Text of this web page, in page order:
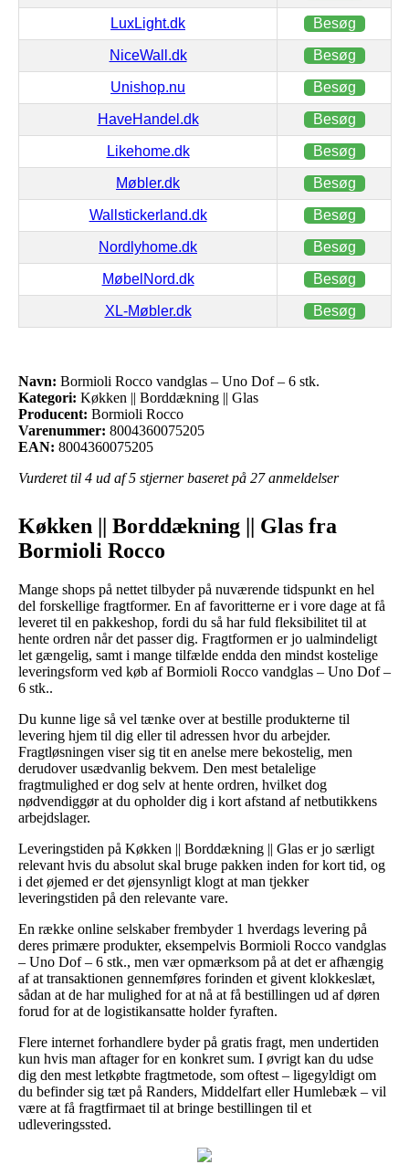
LuxLight.dk Besøg
NiceWall.dk Besøg
Unishop.nu Besøg
HaveHandel.dk Besøg
Likehome.dk Besøg
Møbler.dk Besøg
Wallstickerland.dk Besøg
Nordlyhome.dk Besøg
MøbelNord.dk Besøg
XL-Møbler.dk Besøg
Navn: Bormioli Rocco vandglas – Uno Dof – 6 stk.
Kategori: Køkken || Borddækning || Glas
Producent: Bormioli Rocco
Varenummer: 8004360075205
EAN: 8004360075205
Vurderet til 4 ud af 5 stjerner baseret på 27anmeldelser
Køkken || Borddækning || Glas fra
Bormioli Rocco
Mange shops på nettet tilbyder på nuværende tidspunkt en hel
del forskellige fragtformer. En af favoritterne er i vore dage at få
leveret til en pakkeshop, fordi du så har fuld fleksibilitet til at
hente ordren når det passer dig. Fragtformen er jo ualmindeligt
let gængelig, samt i mange tilfælde endda den mindst kostelige
leveringsform ved køb af Bormioli Rocco vandglas – Uno Dof –
6 stk..
Du kunne lige så vel tænke over at bestille produkterne til
levering hjem til dig eller til adressen hvor du arbejder.
Fragtløsningen viser sig tit en anelse mere bekostelig, men
derudover usædvanlig bekvem. Den mest betalelige
fragtmulighed er dog selv at hente ordren, hvilket dog
nødvendiggør at du opholder dig i kort afstand af netbutikkens
arbejdslager.
Leveringstiden på Køkken || Borddækning || Glas er jo særligt
relevant hvis du absolut skal bruge pakken inden for kort tid, og
i det øjemed er det øjensynligt klogt at man tjekker
leveringstiden på den relevante vare.
En række online selskaber frembyder 1 hverdags levering på
deres primære produkter, eksempelvis Bormioli Rocco vandglas
– Uno Dof – 6 stk., men vær opmærksom på at det er afhængig
af at transaktionen gennemføres forinden et givent klokkeslæt,
sådan at de har mulighed for at nå at få bestillingen ud af døren
forud for at de logistikansatte holder fyraften.
Flere internet forhandlere byder på gratis fragt, men undertiden
kun hvis man aftager for en konkret sum. I øvrigt kan du udse
dig den mest letkøbte fragtmetode, som oftest – ligegyldigt om
du befinder sig tæt på Randers, Middelfart eller Humlebæk – vil
være at få fragtfirmaet til at bringe bestillingen til et
udleveringssted.